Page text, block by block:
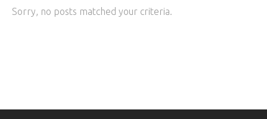
Sorry, no posts matched your criteria.